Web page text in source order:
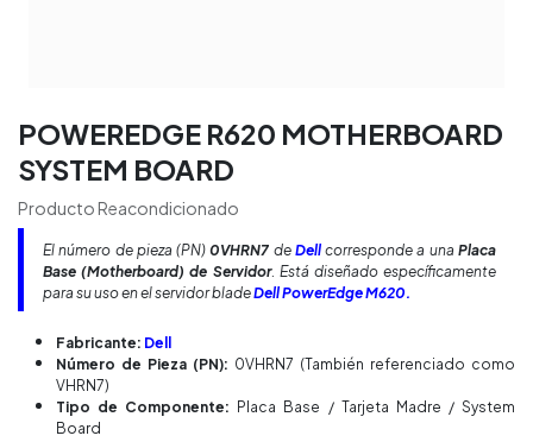
POWEREDGE R620 MOTHERBOARD
SYSTEM BOARD
Producto Reacondicionado
El número de pieza (PN)0VHRN7 de Dellcorresponde a unaPlaca
Base (Motherboard) de Servidor. Está diseñado específicamente
para su uso en el servidor bladeDell PowerEdge M620.
Fabricante: Dell
Número de Pieza (PN): 0VHRN7 (También referenciado como
VHRN7)
Tipo de Componente: Placa Base / Tarjeta Madre / System
Board